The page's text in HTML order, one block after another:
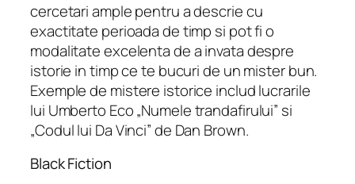
cercetari ample pentru a descrie cu
exactitate perioada de timp si pot fi o
modalitate excelenta de a invata despre
istorie in timp ce te bucuri de un mister bun.
Exemple de mistere istorice includ lucrarile
lui Umberto Eco „Numele trandafirului” si
„Codul lui Da Vinci” de Dan Brown.
Black Fiction